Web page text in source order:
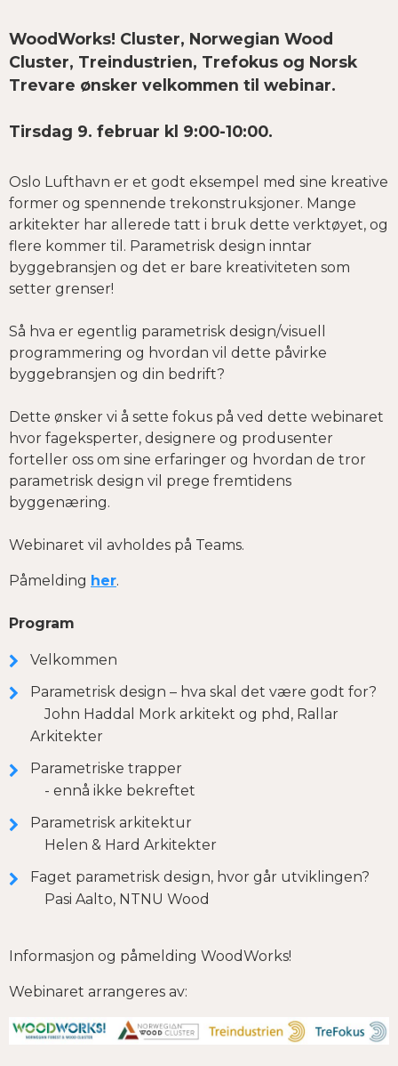
WoodWorks! Cluster, Norwegian Wood
Cluster, Treindustrien, Trefokus og Norsk
Trevare ønsker velkommen til webinar.
Tirsdag 9. februar kl 9:00-10:00.
Oslo Lufthavn er et godt eksempel med sine kreative
former og spennende trekonstruksjoner. Mange
arkitekter har allerede tatt i bruk dette verktøyet, og
flere kommer til. Parametrisk design inntar
byggebransjen og det er bare kreativiteten som
setter grenser!
Så hva er egentlig parametrisk design/visuell
programmering og hvordan vil dette påvirke
byggebransjen og din bedrift?
Dette ønsker vi å sette fokus på ved dette webinaret
hvor fageksperter, designere og produsenter
forteller oss om sine erfaringer og hvordan de tror
parametrisk design vil prege fremtidens
byggenæring.
Webinaret vil avholdes på Teams.
Påmelding her.
Program
Velkommen
Parametrisk design – hva skal det være godt for?
John Haddal Mork arkitekt og phd, Rallar
Arkitekter
Parametriske trapper
- ennå ikke bekreftet
Parametrisk arkitektur
Helen & Hard Arkitekter
Faget parametrisk design, hvor går utviklingen?
Pasi Aalto, NTNU Wood
Informasjon og påmelding WoodWorks!
Webinaret arrangeres av: